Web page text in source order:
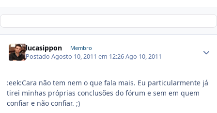
lucasippon Membro
PostadoAgosto 10, 2011 em 12:26Ago 10, 2011
:eek:Cara não tem nem o que fala mais. Eu particularmente já
tirei minhas próprias conclusões do fórum e sem em quem
confiar e não confiar. ;)